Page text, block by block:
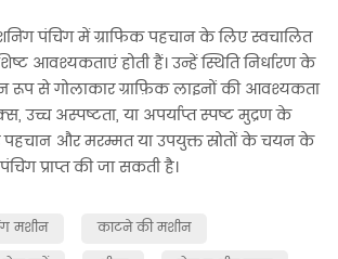
पंचिंग में ग्राफिक पहचान के लिए स्वचालित
आवश्यकताएं होती हैं। उन्हें स्थिति निर्धारण के
रूप से गोलाकार ग्राफ़िक लाइनों की आवश्यकता
उच्च अस्पष्टता, या अपर्याप्त स्पष्ट मुद्रण के
और मरम्मत या उपयुक्त स्रोतों के चयन के
प्राप्त की जा सकती है।
मशीन
काटने की मशीन